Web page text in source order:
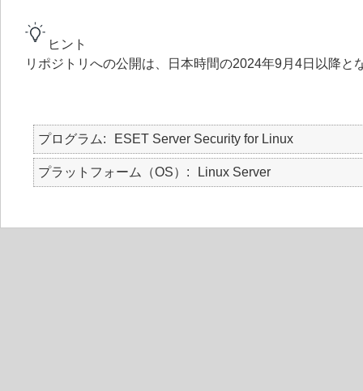
ヒント
リポジトリへの公開は、日本時間の2024年9月4日以降と
プログラム ESET Server Security for Linux
プラットフォーム（OS） Linux Server